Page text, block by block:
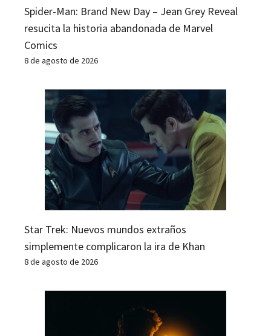
Spider-Man: Brand New Day – Jean Grey Reveal
resucita la historia abandonada de Marvel
Comics
8 de agosto de 2026
Star Trek: Nuevos mundos extraños
simplemente complicaron la ira de Khan
8 de agosto de 2026